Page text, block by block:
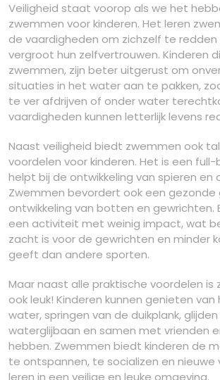
Veiligheid staat voorop als we het
zwemmen voor kinderen. Het leren
de vaardigheden om zichzelf te
vergroot hun zelfvertrouwen. Kinderen
zwemmen, zijn beter uitgerust om
situaties in het water aan te pakken,
te ver afdrijven of onder water
vaardigheden kunnen letterlijk levens
Naast veiligheid biedt zwemmen ook
voordelen voor kinderen. Het is een
helpt bij de ontwikkeling van spieren en
Zwemmen bevordert ook een gezonde
ontwikkeling van botten en gewrichten.
een activiteit met weinig impact, wat
zacht is voor de gewrichten en minder
geeft dan andere sporten.
Maar naast alle praktische voordelen is
ook leuk! Kinderen kunnen genieten
water, springen van de duikplank,
waterglijbaan en samen met vrienden
hebben. Zwemmen biedt kinderen de
te ontspannen, te socializen en
leren in een veilige en leuke omgeving.